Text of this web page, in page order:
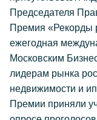
Председателя
Премия «Рекорды
ежегодная
Московским
лидерам рынка
недвижимости и
Премии приняли